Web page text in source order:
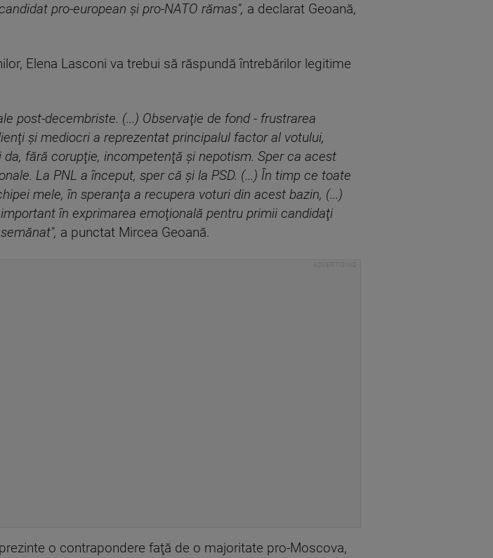
pro-european şi pro-NATO rămas", a declarat Geoană,
Elena Lasconi va trebui să răspundă întrebărilor legitime
post-decembriste. (...) Observaţie de fond - frustrarea
şi mediocri a reprezentat principalul factor al votului,
fără corupţie, incompetenţă şi nepotism. Sper ca acest
La PNL a început, sper că şi la PSD. (...) În timp ce toate
mele, în speranţa a recupera voturi din acest bazin, (...)
în exprimarea emoţională pentru primii candidaţi
a punctat Mircea Geoană.
o contrapondere faţă de o majoritate pro-Moscova,